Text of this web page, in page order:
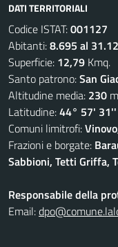
DATI TERRITORIALI
Codice ISTAT:001127
Abitanti:8.695 al
Superficie: 12,79
Santo patrono:San
Altitudine media: 230
Latitudine:44° 57' 31''
Comuni limitrofi:
Frazioni e borgate:
Sabbioni, Tetti Griffa,
Responsabile della
Email: